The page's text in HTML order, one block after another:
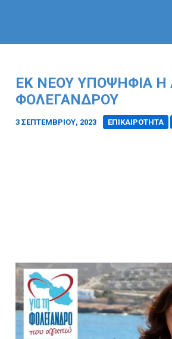
ΕΚ ΝΈΟΥ ΥΠΟΨΉΦΙΑ
ΦΟΛΕΓΆΝΔΡΟΥ
3 ΣΕΠΤΕΜΒΡΊΟΥ, 2023 ΕΠΙΚΑΙΡΟΤΗΤΑ